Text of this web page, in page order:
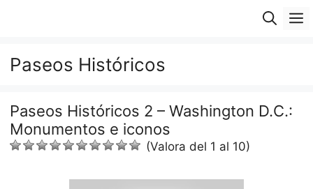
Paseos Históricos
Paseos Históricos 2 – Washington D.C.:
Monumentos e iconos
(Valora del 1 al 10)